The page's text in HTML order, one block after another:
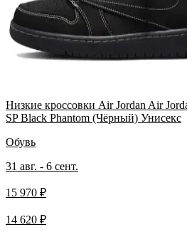
Низкие кроссовки Air Jordan Air
SP Black Phantom (Чёрный) Унисекс
Обувь
31 авг. - 6 сент.
15 970 ₽
14 620 ₽